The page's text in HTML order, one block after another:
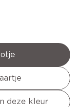
deze kleur